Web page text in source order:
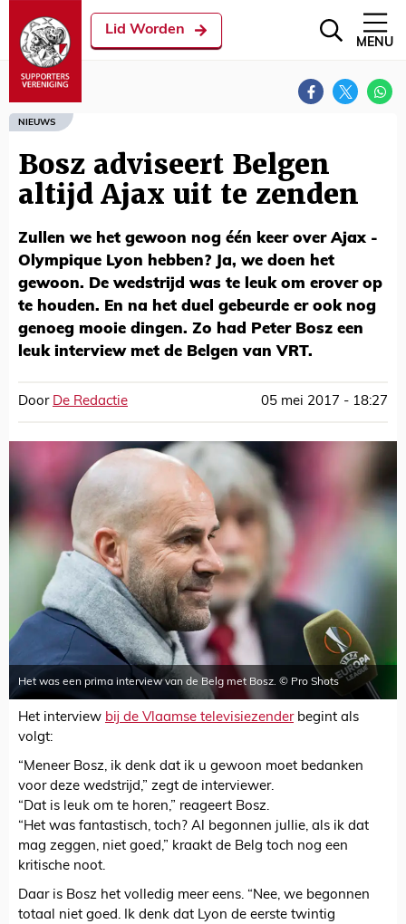
Lid Worden
MENU
NIEUWS
Bosz adviseert Belgen
altijd Ajax uit te zenden
Zullen we het gewoon nog één keer over Ajax -
Olympique Lyon hebben? Ja, we doen het
gewoon. De wedstrijd was te leuk om erover op
te houden. En na het duel gebeurde er ook nog
genoeg mooie dingen. Zo had Peter Bosz een
leuk interview met de Belgen van VRT.
Door De Redactie 05 mei 2017 - 18:27
Het was een prima interview van de Belg met Bosz. © Pro Shots
Het interview bij de Vlaamse televisiezenderbegint als
volgt:
“Meneer Bosz, ik denk dat ik u gewoon moet bedanken
voor deze wedstrijd,” zegt de interviewer.
“Dat is leuk om te horen,” reageert Bosz.
“Het was fantastisch, toch? Al begonnen jullie, als ik dat
mag zeggen, niet goed,” kraakt de Belg toch nog een
kritische noot.
Daar is Bosz het volledig meer eens. “Nee, we begonnen
totaal niet goed. Ik denk dat Lyon de eerste twintig